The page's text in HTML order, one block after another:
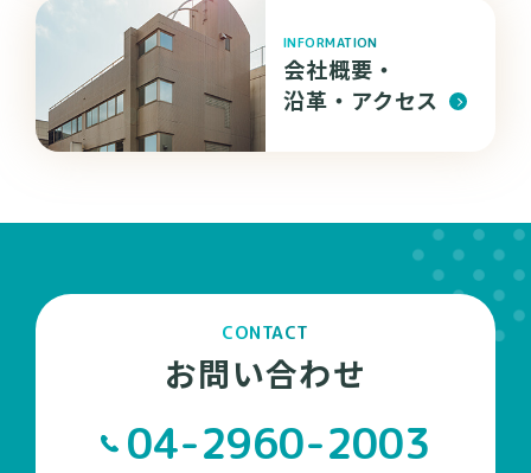
INFORMATION
会社概要・
沿革・ アクセス
CONTACT
お問い合わせ
04-2960-2003